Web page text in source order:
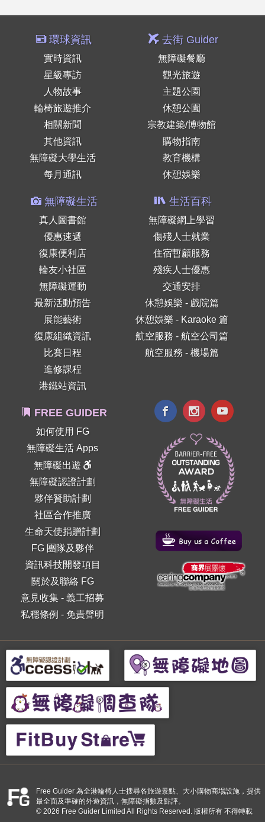
環球資訊
實時資訊
星級專訪
人物故事
輪椅旅遊推介
相關新聞
其他資訊
無障礙大學生活
每月通訊
去街 Guider
無障礙餐廳
觀光旅遊
主題公園
休憩公園
宗教建築/博物館
購物指南
教育機構
休憩娛樂
無障礙生活
真人圖書館
優惠速遞
復康便利店
輪友小社區
無障礙運動
最新活動預告
展能藝術
復康組織資訊
比賽日程
進修課程
港鐵站資訊
生活百科
無障礙網上學習
傷殘人士就業
住宿暫顧服務
殘疾人士優惠
交通安排
休憩娛樂 - 戲院篇
休憩娛樂 - Karaoke 篇
航空服務 - 航空公司篇
航空服務 - 機場篇
FREE GUIDER
如何使用 FG
無障礙生活 Apps
無障礙出遊
無障礙認證計劃
夥伴贊助計劃
社區合作推廣
生命天使捐贈計劃
FG 團隊及夥伴
資訊科技開發項目
關於及聯絡 FG
意見收集 -義工招募
私穩條例 - 免責聲明
Free Guider 為全港輪椅人士搜尋各旅遊景點、大小購物商場設施，提供
最全面及準確的外遊資訊，無障礙指數及點評。
© 2026 Free Guider Limited All Rights Reserved. 版權所有 不得轉載